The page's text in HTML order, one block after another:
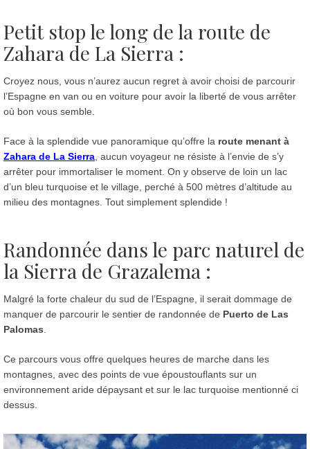
Petit stop le long de la route de
Zahara de La Sierra :
Croyez nous, vous n’aurez aucun regret à avoir choisi de parcourir
l’Espagne en van ou en voiture pour avoir la liberté de vous arrêter
où bon vous semble.
Face à la splendide vue panoramique qu’offre la route menant à
Zahara de La Sierra , aucun voyageur ne résiste à l’envie de s’y
arrêter pour immortaliser le moment. On y observe de loin un lac
d’un bleu turquoise et le village, perché à 500 mètres d’altitude au
milieu des montagnes. Tout simplement splendide !
Randonnée dans le parc naturel de
la Sierra de Grazalema :
Malgré la forte chaleur du sud de l’Espagne, il serait dommage de
manquer de parcourir le sentier de randonnée de Puerto de Las
Palomas
Ce parcours vous offre quelques heures de marche dans les
montagnes, avec des points de vue époustouflants sur un
environnement aride dépaysant et sur le lac turquoise mentionné ci
dessus.